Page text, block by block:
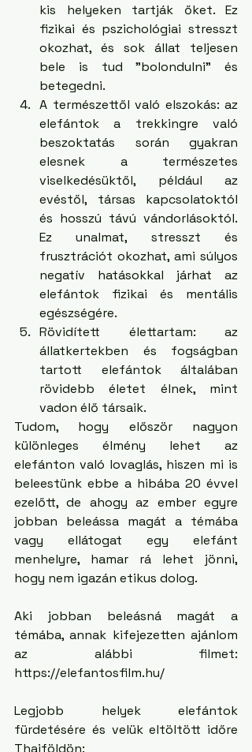
kis helyeken tartják őket. Ez
fizikai és pszichológiai stresszt
okozhat, és sok állat teljesen
bele is tud "bolondulni" és
betegedni.
A természettől való elszokás: az
elefántok a trekkingre való
beszoktatás során gyakran
elesnek a természetes
viselkedésüktől, például az
evéstől, társas kapcsolatoktól
és hosszú távú vándorlásoktól.
Ez unalmat, stresszt és
frusztrációt okozhat, ami súlyos
negatív hatásokkal járhat az
elefántok fizikai és mentális
egészségére.
Rövidített élettartam: az
állatkertekben és fogságban
tartott elefántok általában
rövidebb életet élnek, mint
vadon élő társaik.
Tudom, hogy először nagyon
különleges élmény lehet az
elefánton való lovaglás, hiszen mi is
beleestünk ebbe a hibába 20 évvel
ezelőtt, de ahogy az ember egyre
jobban beleássa magát a témába
vagy ellátogat egy elefánt
menhelyre, hamar rá lehet jönni,
hogy nem igazán etikus dolog.
Aki jobban beleásná magát a
témába, annak kifejezetten ajánlom
az alábbi filmet:
https://elefantosfilm.hu/
Legjobb helyek elefántok
fürdetésére és velük eltöltött időre
Thaiföldön: